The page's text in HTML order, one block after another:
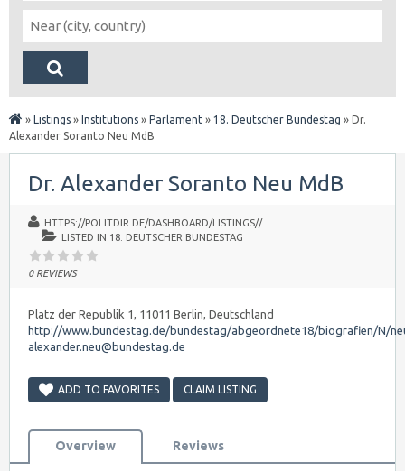
» Listings » Institutions » Parlament » 18. Deutscher Bundestag » Dr.
Alexander Soranto Neu MdB
Dr. Alexander Soranto Neu MdB
HTTPS://POLITDIR.DE/DASHBOARD/LISTINGS//
LISTED IN 18. DEUTSCHER BUNDESTAG
0 REVIEWS
Platz der Republik 1, 11011 Berlin, Deutschland
http://www.bundestag.de/bundestag/abgeordnete18/biografien/N/
alexander.neu@bundestag.de
ADD TO FAVORITES CLAIM LISTING
Overview Reviews